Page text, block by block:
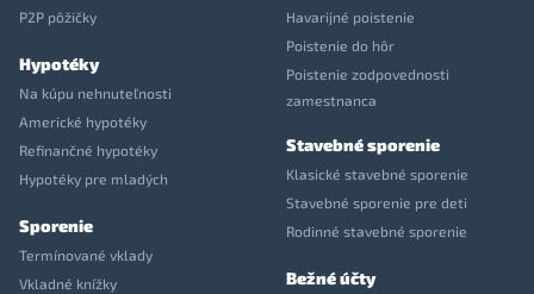
P2P pôžičky
Hypotéky
Na kúpu nehnuteľnosti
Americké hypotéky
Refinančné hypotéky
Hypotéky pre mladých
Sporenie
Termínované vklady
Vkladné knížky
Havarijné poistenie
Poistenie do hôr
Poistenie zodpovednosti
zamestnanca
Stavebné sporenie
Klasické stavebné sporenie
Stavebné sporenie pre deti
Rodinné stavebné sporenie
Bežné účty